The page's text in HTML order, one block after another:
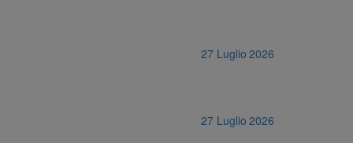
27 Luglio 2026
27 Luglio 2026